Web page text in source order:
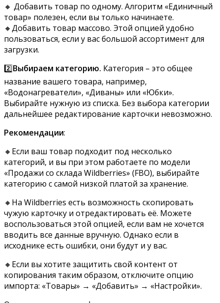
🔸 Добавить товар по одному. Алгоритм «Единичный
товар» полезен, если вы только начинаете.
🔸Добавить товар массово. Этой опцией удобно
пользоваться, если у вас большой ассортимент для
загрузки.
2️⃣Выбираем категорию. Категория – это общее
название вашего товара, например,
«Водонагреватели», «Диваны» или «Юбки».
Выбирайте нужную из списка. Без выбора категории
дальнейшее редактирование карточки невозможно.
Рекомендации:
🔸Если ваш товар подходит под несколько
категорий, и вы при этом работаете по модели
«Продажи со склада Wildberries» (FBO), выбирайте
категорию с самой низкой платой за хранение.
🔸На Wildberries есть возможность скопировать
чужую карточку и отредактировать её. Можете
воспользоваться этой опцией, если вам не хочется
вводить все данные вручную. Однако если в
исходнике есть ошибки, они будут и у вас.
🔸Если вы хотите защитить свой контент от
копирования таким образом, отключите опцию
импорта: «Товары» → «Добавить» → «Настройки».